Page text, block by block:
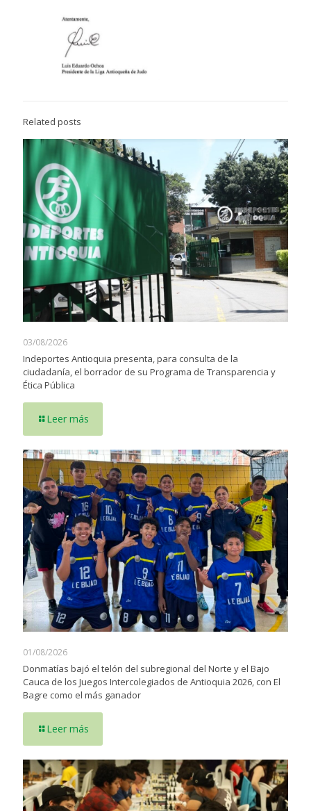
Related posts
03/08/2026
Indeportes Antioquia presenta, para consulta de la
ciudadanía, el borrador de su Programa de Transparencia y
Ética Pública
Leer más
01/08/2026
Donmatías bajó el telón del subregional del Norte y el Bajo
Cauca de los Juegos Intercolegiados de Antioquia 2026, con El
Bagre como el más ganador
Leer más